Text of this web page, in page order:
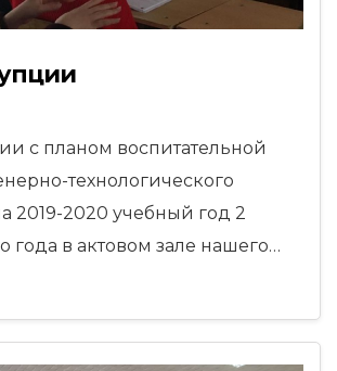
с планом воспитательной
технологического
2019-2020 учебный год 2
года в актовом зале нашего…